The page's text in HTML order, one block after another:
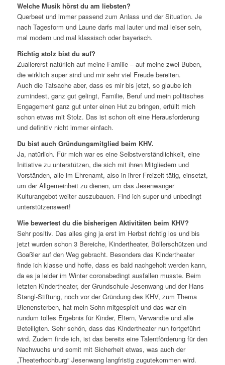
Welche Musik hörst du am liebsten?
Querbeet und immer passend zum Anlass und der Situation. Je
nach Tagesform und Laune darfs mal lauter und mal leiser sein,
mal modern und mal klassisch oder bayerisch.
Richtig stolz bist du auf?
Zuallererst natürlich auf meine Familie – auf meine zwei Buben,
die wirklich super sind und mir sehr viel Freude bereiten.
Auch die Tatsache aber, dass es mir bis jetzt, so glaube ich
zumindest, ganz gut gelingt, Familie, Beruf und mein politisches
Engagement ganz gut unter einen Hut zu bringen, erfüllt mich
schon etwas mit Stolz. Das ist schon oft eine Herausforderung
und definitiv nicht immer einfach.
Du bist auch Gründungsmitglied beim KHV.
Ja, natürlich. Für mich war es eine Selbstverständlichkeit, eine
Initiative zu unterstützen, die sich mit ihren Mitgliedern und
Vorständen, alle im Ehrenamt, also in ihrer Freizeit tätig, einsetzt,
um der Allgemeinheit zu dienen, um das Jesenwanger
Kulturangebot weiter auszubauen. Find ich super und unbedingt
unterstützenswert!
Wie bewertest du die bisherigen Aktivitäten beim KHV?
Sehr positiv. Das alles ging ja erst im Herbst richtig los und bis
jetzt wurden schon 3 Bereiche, Kindertheater, Böllerschützen und
Goaßler auf den Weg gebracht. Besonders das Kindertheater
finde ich klasse und hoffe, dass es bald nachgeholt werden kann,
da es ja leider im Winter coronabedingt ausfallen musste. Beim
letzten Kindertheater, der Grundschule Jesenwang und der Hans
Stangl-Stiftung, noch vor der Gründung des KHV, zum Thema
Bienensterben, hat mein Sohn mitgespielt und das war ein
rundum tolles Ergebnis für Kinder, Eltern, Verwandte und alle
Beteiligten. Sehr schön, dass das Kindertheater nun fortgeführt
wird. Zudem finde ich, ist das bereits eine Talentförderung für den
Nachwuchs und somit mit Sicherheit etwas, was auch der
„Theaterhochburg“ Jesenwang langfristig zugutekommen wird.